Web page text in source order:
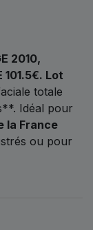
2010,
101.5€. Lot
totale
Idéal pour
la France
ou pour